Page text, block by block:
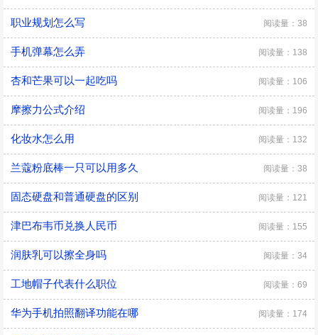
职业规划怎么写 阅读量：38
手机弹幕怎么弄 阅读量：138
杏和芒果可以一起吃吗 阅读量：106
摩擦力公式介绍 阅读量：196
化妆水怎么用 阅读量：132
兰蔻粉底棒一只可以用多久 阅读量：38
固态硬盘和普通硬盘的区别 阅读量：121
津巴布韦币兑换人民币 阅读量：155
润肤乳可以擦全身吗 阅读量：34
工地帽子代表什么职位 阅读量：69
华为手机拍照翻译功能在哪 阅读量：174